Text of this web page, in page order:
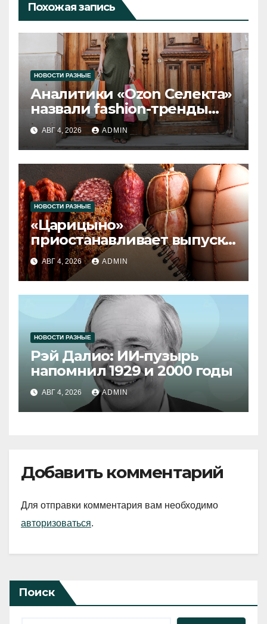
Похожая запись
НОВОСТИ РАЗНЫЕ
Аналитики «Ozon Селекта»
назвали fashion-тренды
2026 года
АВГ 4, 2026 ADMIN
НОВОСТИ РАЗНЫЕ
«Царицыно»
приостанавливает выпуск
продукции
АВГ 4, 2026 ADMIN
НОВОСТИ РАЗНЫЕ
Рэй Далио: ИИ-пузырь
напомнил 1929 и 2000 годы
АВГ 4, 2026 ADMIN
Добавить комментарий
Для отправки комментария вам необходимо
авторизоваться.
Поиск